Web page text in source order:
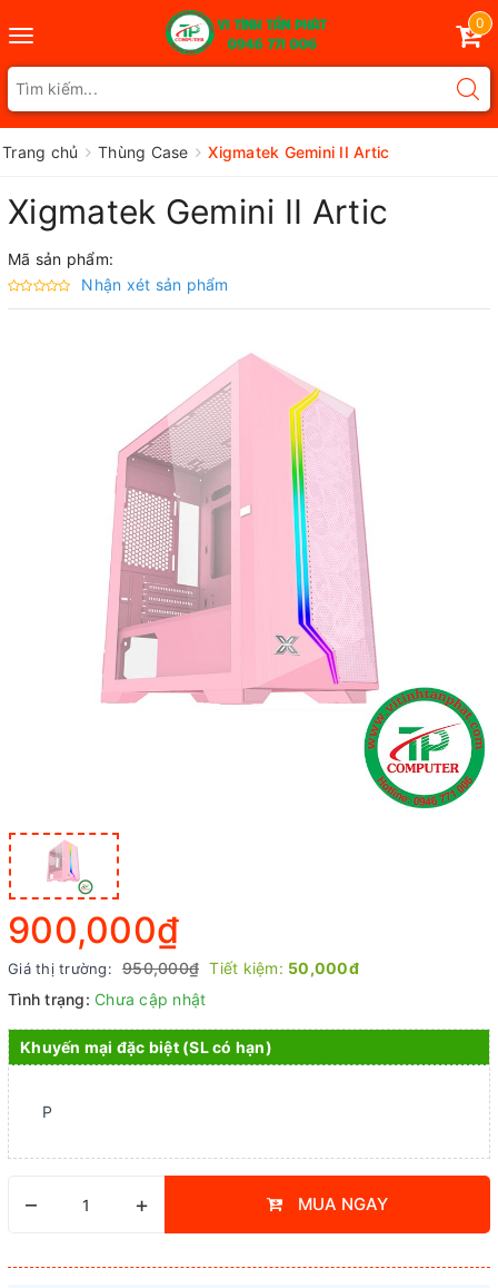
Toggle
navigation
0
Trang chủ Thùng Case Xigmatek Gemini II Artic
Xigmatek Gemini II Artic
Mã sản phẩm:
Nhận xét sản phẩm
900,000₫
Giá thị trường: 950,000₫ Tiết kiệm: 50,000đ
Tình trạng: Chưa cập nhật
Khuyến mại đặc biệt (SL có hạn)
P
– + MUA NGAY